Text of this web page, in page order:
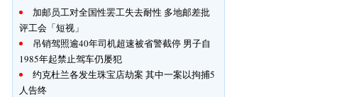
加邮员工对全国性罢工失去耐性 多地邮差批
评工会「短视」
吊销驾照逾40年司机超速被省警截停 男子自
1985年起禁止驾车仍屡犯
约克杜兰各发生珠宝店劫案 其中一案以拘捕5
人告终